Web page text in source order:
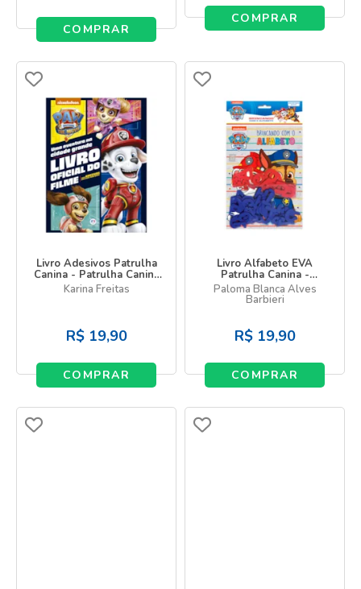
COMPRAR
COMPRAR
Livro Adesivos Patrulha
Canina - Patrulha Canina
Movie: Uma aventura na
cidade grande
Karina Freitas
R$ 19,90
COMPRAR
Livro Alfabeto EVA
Patrulha Canina -
Brincando com o alfabeto
Paloma Blanca Alves
Barbieri
R$ 19,90
COMPRAR